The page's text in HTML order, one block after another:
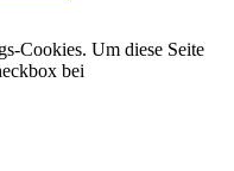
Cookies. Um diese Seite
bei